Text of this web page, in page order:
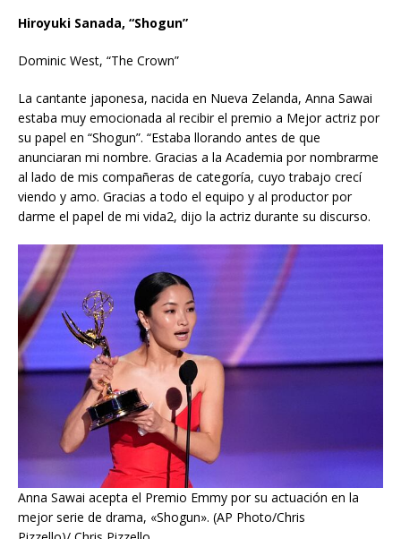
Hiroyuki Sanada, “Shogun”
Dominic West, “The Crown”
La cantante japonesa, nacida en Nueva Zelanda, Anna Sawai
estaba muy emocionada al recibir el premio a Mejor actriz por
su papel en “Shogun”. “Estaba llorando antes de que
anunciaran mi nombre. Gracias a la Academia por nombrarme
al lado de mis compañeras de categoría, cuyo trabajo crecí
viendo y amo. Gracias a todo el equipo y al productor por
darme el papel de mi vida2, dijo la actriz durante su discurso.
Anna Sawai acepta el Premio Emmy por su actuación en la
mejor serie de drama, «Shogun». (AP Photo/Chris